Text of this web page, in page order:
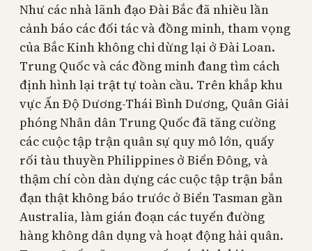
Như các nhà lãnh đạo Đài Bắc đã nhiều lần
cảnh báo các đối tác và đồng minh, tham vọng
của Bắc Kinh không chỉ dừng lại ở Đài Loan.
Trung Quốc và các đồng minh đang tìm cách
định hình lại trật tự toàn cầu. Trên khắp khu
vực Ấn Độ Dương-Thái Bình Dương, Quân Giải
phóng Nhân dân Trung Quốc đã tăng cường
các cuộc tập trận quân sự quy mô lớn, quấy
rối tàu thuyền Philippines ở Biển Đông, và
thậm chí còn dàn dựng các cuộc tập trận bắn
đạn thật không báo trước ở Biển Tasman gần
Australia, làm gián đoạn các tuyến đường
hàng không dân dụng và hoạt động hải quân.